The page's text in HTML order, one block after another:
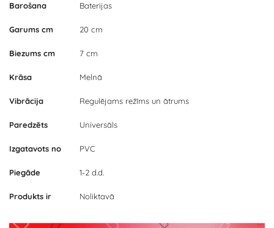
Barošana Baterijas
Garums cm 20 cm
Biezums cm 7 cm
Krāsa Melnā
Vibrācija Regulējams režīms un ātrums
Paredzēts Universāls
Izgatavots no PVC
Piegāde 1-2 d.d.
Produkts ir Noliktavā